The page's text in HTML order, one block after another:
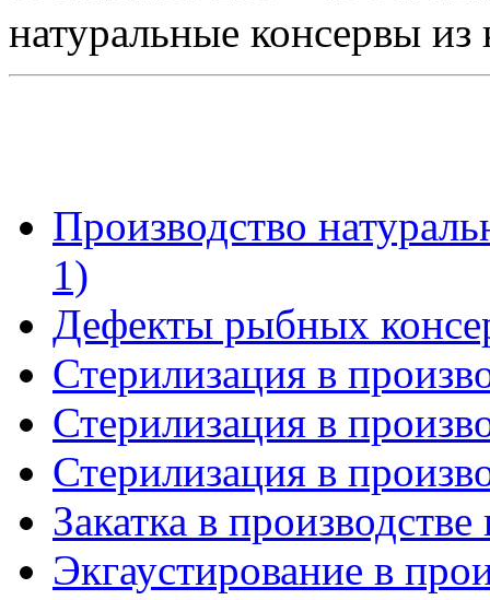
натуральные консервы из
Производство
1)
Дефекты рыбных
Стерилизация в
Стерилизация в
Стерилизация в
Закатка в производстве
Экгаустирование в